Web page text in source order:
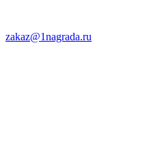
zakaz@1nagrada.ru